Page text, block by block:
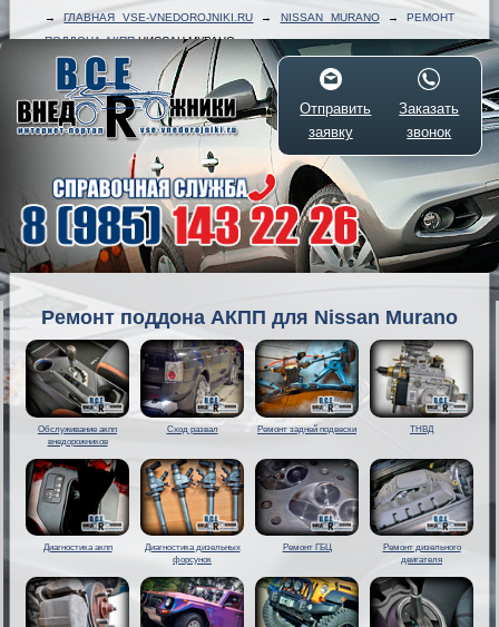
→ГЛАВНАЯ VSE-VNEDOROJNIKI.RU → NISSAN MURANO→ РЕМОНТ
ПОДДОНА АКППНИССАН МУРАНО
Отправить
заявку
Заказать
звонок
Ремонт поддона АКПП для Nissan Murano
Обслуживание акпп
внедорожников
Сход развал Ремонт задней подвески ТНВД
Диагностика акпп
Диагностика дизельных
форсунок
Ремонт ГБЦ
Ремонт дизельного
двигателя